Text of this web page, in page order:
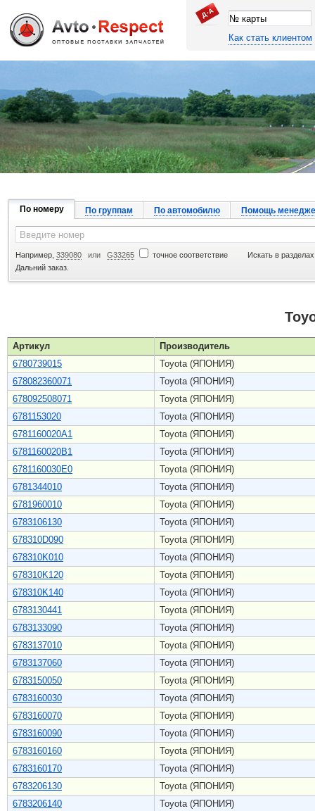
Джапан Авто
Как стать клиентом
По номеру По группам По автомобилю Помощь
Например, 339080 или G33265 точное соответствие
Искать в
Дальний заказ.
Артикул
Производитель
6780739015
Toyota (ЯПОНИЯ)
678082360071
Toyota (ЯПОНИЯ)
678092508071
Toyota (ЯПОНИЯ)
6781153020
Toyota (ЯПОНИЯ)
6781160020A1
Toyota (ЯПОНИЯ)
6781160020B1
Toyota (ЯПОНИЯ)
6781160030E0
Toyota (ЯПОНИЯ)
6781344010
Toyota (ЯПОНИЯ)
6781960010
Toyota (ЯПОНИЯ)
6783106130
Toyota (ЯПОНИЯ)
678310D090
Toyota (ЯПОНИЯ)
678310K010
Toyota (ЯПОНИЯ)
678310K120
Toyota (ЯПОНИЯ)
678310K140
Toyota (ЯПОНИЯ)
6783130441
Toyota (ЯПОНИЯ)
6783133090
Toyota (ЯПОНИЯ)
6783137010
Toyota (ЯПОНИЯ)
6783137060
Toyota (ЯПОНИЯ)
6783150050
Toyota (ЯПОНИЯ)
6783160030
Toyota (ЯПОНИЯ)
6783160070
Toyota (ЯПОНИЯ)
6783160090
Toyota (ЯПОНИЯ)
6783160160
Toyota (ЯПОНИЯ)
6783160170
Toyota (ЯПОНИЯ)
6783206130
Toyota (ЯПОНИЯ)
6783206140
Toyota (ЯПОНИЯ)